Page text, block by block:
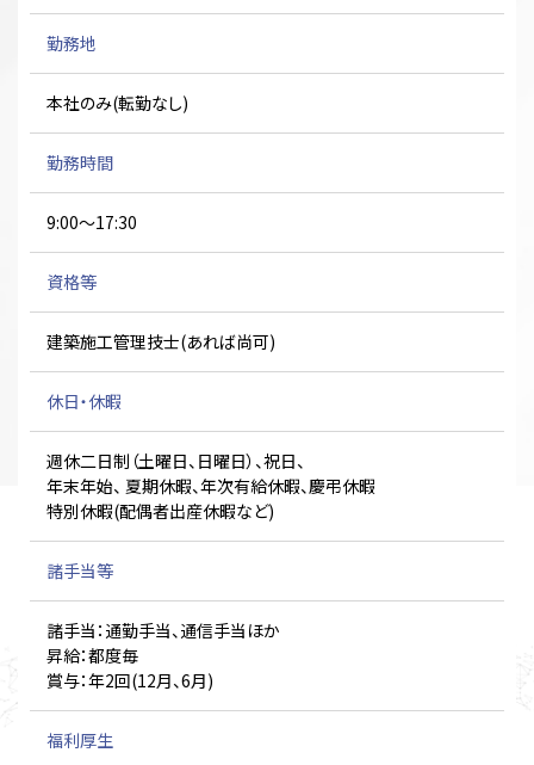
勤務地
本社のみ(転勤なし)
勤務時間
9:00～17:30
資格等
建築施工管理技士(あれば尚可)
休日・休暇
週休二日制（土曜日、日曜日）、祝日、
年末年始、 夏期休暇、年次有給休暇、慶弔休暇
特別休暇(配偶者出産休暇など)
諸手当等
諸手当：通勤手当、通信手当ほか
昇給：都度毎
賞与：年2回(12月、6月)
福利厚生